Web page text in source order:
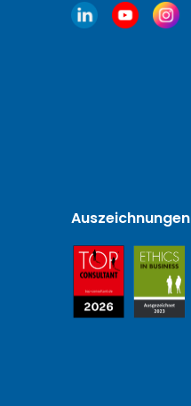
Auszeichnungen